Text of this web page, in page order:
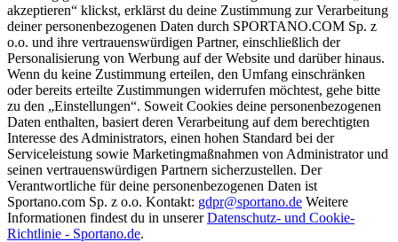
akzeptieren“ klickst, erklärst du deine Zustimmung zur Verarbeitung
deiner personenbezogenen Daten durch SPORTANO.COM Sp. z
o.o. und ihre vertrauenswürdigen Partner, einschließlich der
Personalisierung von Werbung auf der Website und darüber hinaus.
Wenn du keine Zustimmung erteilen, den Umfang einschränken
oder bereits erteilte Zustimmungen widerrufen möchtest, gehe bitte
zu den „Einstellungen“. Soweit Cookies deine personenbezogenen
Daten enthalten, basiert deren Verarbeitung auf dem berechtigten
Interesse des Administrators, einen hohen Standard bei der
Serviceleistung sowie Marketingmaßnahmen von Administrator und
seinen vertrauenswürdigen Partnern sicherzustellen. Der
Verantwortliche für deine personenbezogenen Daten ist
Sportano.com Sp. z o.o. Kontakt: gdpr@sportano.de Weitere
Informationen findest du in unsererDatenschutz- und Cookie-
Richtlinie - Sportano.de.